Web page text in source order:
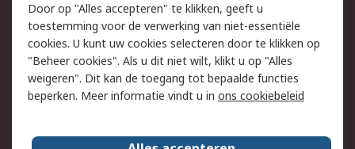
Cookiebeleid
Email veiligheid
Privacybeleid -
Bijgewerkt
Websitevoorwaarden
Algemene
verkoopvoorwaarden
Over RS
Door op "Alles accepteren" te klikken, geeft u
toestemming voor de verwerking van niet-essentiële
cookies. U kunt uw cookies selecteren door te klikken op
"Beheer cookies". Als u dit niet wilt, klikt u op "Alles
weigeren". Dit kan de toegang tot bepaalde functies
beperken. Meer informatie vindt u in ons cookiebeleid